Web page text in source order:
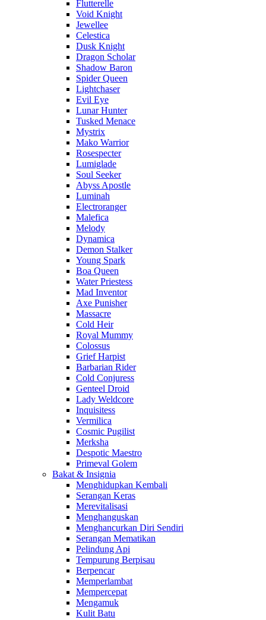
Flutterelle
Void Knight
Jewellee
Celestica
Dusk Knight
Dragon Scholar
Shadow Baron
Spider Queen
Lightchaser
Evil Eye
Lunar Hunter
Tusked Menace
Mystrix
Mako Warrior
Rosespecter
Lumiglade
Soul Seeker
Abyss Apostle
Luminah
Electroranger
Malefica
Melody
Dynamica
Demon Stalker
Young Spark
Boa Queen
Water Priestess
Mad Inventor
Axe Punisher
Massacre
Cold Heir
Royal Mummy
Colossus
Grief Harpist
Barbarian Rider
Cold Conjuress
Genteel Droid
Lady Weldcore
Inquisitess
Vermilica
Cosmic Pugilist
Merksha
Despotic Maestro
Primeval Golem
Bakat & Insignia
Menghidupkan Kembali
Serangan Keras
Merevitalisasi
Menghanguskan
Menghancurkan Diri Sendiri
Serangan Mematikan
Pelindung Api
Tempurung Berpisau
Berpencar
Memperlambat
Mempercepat
Mengamuk
Kulit Batu